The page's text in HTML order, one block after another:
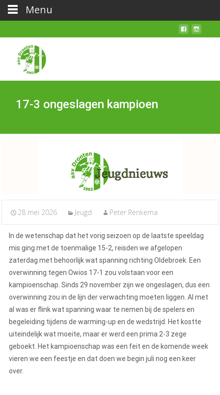
17-3 ongeslagen kampioen
28 mei 2026 Jeugd Peter Renkema
In de wetenschap dat het vorig seizoen op de laatste speeldag
mis ging met de toenmalige 15-2, reisden we afgelopen
zaterdag met behoorlijk wat spanning richting Oldebroek. Een
overwinning tegen Owios 17-1 zou volstaan voor een
kampioenschap. Sinds 29 november zijn we ongeslagen, dus een
overwinning zou in de lijn der verwachting moeten liggen. Al met
al was er flink wat spanning waar te nemen bij de spelers en
begeleiding tijdens de warming-up en de wedstrijd. Het kostte
uiteindelijk wat moeite, maar er werd een prima 2-3 zege
geboekt. Het kampioenschap was een feit en de komende week
vieren we een feestje en dat doen we begin juli nog een keer
over.
Menu